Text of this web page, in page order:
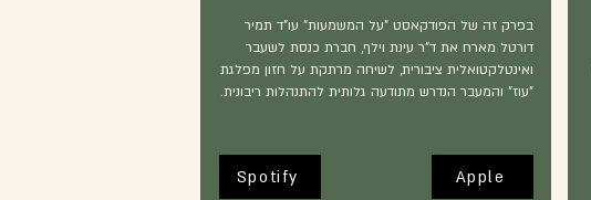
בפרק זה של הפודקאסט "על המשמעות" עו"ד תמיר
דורטל מארח את ד"ר עינת וילף, חברת כנסת לשעבר
ואינטלקטואלית ציבורית, לשיחה מרתקת על חזון מפלגת
"עוז" והמעבר הנדרש מתודעה גלותית להתנהלות ריבונית.
Spotify Apple